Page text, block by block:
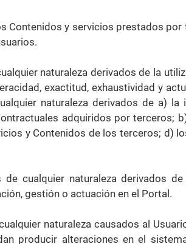
Contenidos y servicios prestados por
naturaleza derivados de la
exactitud, exhaustividad y
naturaleza derivados de a) la
adquiridos por terceros;
y Contenidos de los terceros; d)
cualquier naturaleza derivados
gestión o actuación en el Portal.
naturaleza causados al
producir alteraciones en el